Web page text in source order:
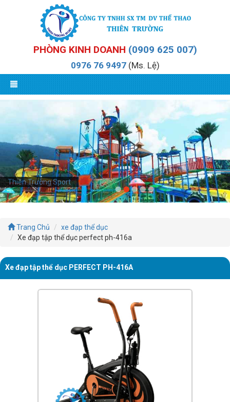
PHÒNG KINH DOANH (0909 625 007)
0976 76 9497(Ms. Lệ)
Thiên Trường Sport
Trang Chủ
xe đạp thể dục
Xe đạp tập thể dục perfect ph-416a
Xe đạp tập thể dục PERFECT PH-416A